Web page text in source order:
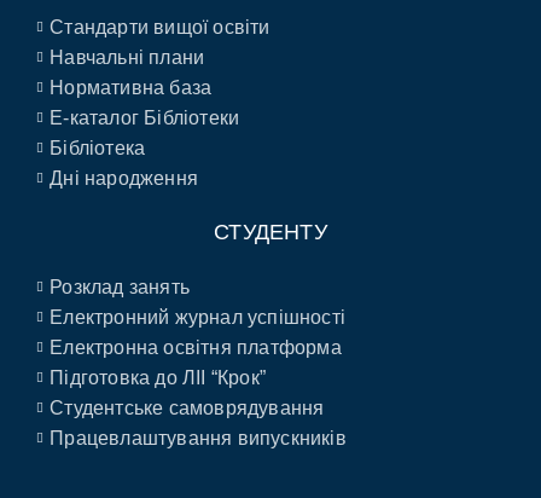
Стандарти вищої освіти
Навчальні плани
Нормативна база
E-каталог Бібліотеки
Бібліотека
Дні народження
СТУДЕНТУ
Розклад занять
Електронний журнал успішності
Електронна освітня платформа
Підготовка до ЛІІ “Крок”
Студентське самоврядування
Працевлаштування випускників